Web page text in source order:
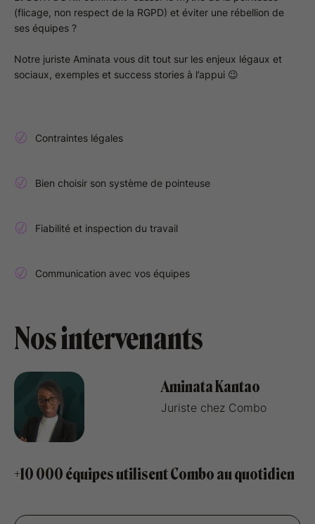
(flicage, non respect de la RGPD) et éviter une rébellion de
ses équipes ?
Notre juriste Aminata vous dit tout sur les enjeux légaux et
sociaux, exemples et success stories à l’appui 😉
Contraintes légales
Bien choisir son système de pointeuse
Fiabilité et inspection du travail
Communication avec vos équipes
Nos intervenants
Aminata Kantao
Juriste chez Combo
+10 000 équipes utilisent Combo au quotidien